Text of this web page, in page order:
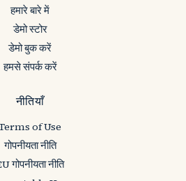
हमारे बारे में
डेमो स्टोर
डेमो बुक करें
हमसे संपर्क करें
नीतियाँ
of Use
गोपनीयता नीति
गोपनीयता नीति